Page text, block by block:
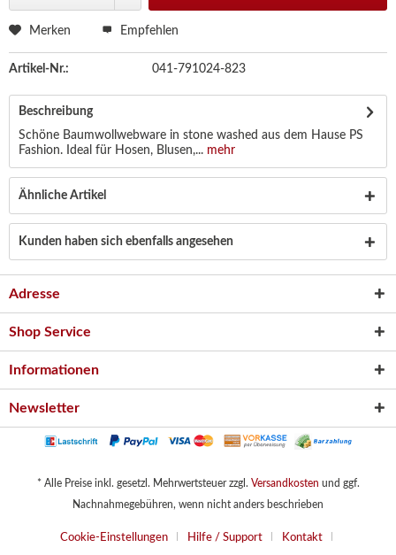
Merken Empfehlen
Artikel-Nr.: 041-791024-823
Beschreibung
Schöne Baumwollwebware in stone washed aus dem Hause PS
Fashion. Ideal für Hosen, Blusen,... mehr
Ähnliche Artikel
Kunden haben sich ebenfalls angesehen
Adresse
Shop Service
Informationen
Newsletter
* Alle Preise inkl. gesetzl. Mehrwertsteuer zzgl. Versandkosten und ggf.
Nachnahmegebühren, wenn nicht anders beschrieben
Cookie-Einstellungen Hilfe / Support Kontakt